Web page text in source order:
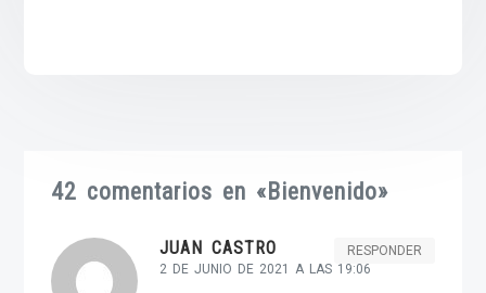
42 comentarios en « Bienvenido»
JUAN CASTRO
2 DE JUNIO DE 2021 A LAS 19:06
RESPONDER